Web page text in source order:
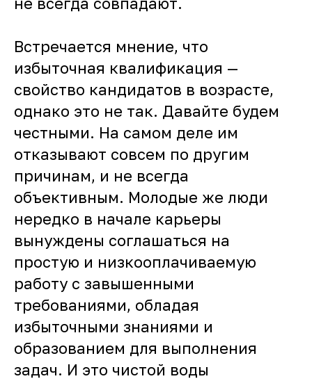
Встречается мнение, что
избыточная квалификация —
свойство кандидатов в возрасте,
однако это не так. Давайте будем
честными. На самом деле им
отказывают совсем по другим
причинам, и не всегда
объективным. Молодые же люди
нередко в начале карьеры
вынуждены соглашаться на
простую и низкооплачиваемую
работу с завышенными
требованиями, обладая
избыточными знаниями и
образованием для выполнения
задач. И это чистой воды